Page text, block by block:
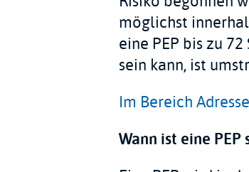
möglichst
eine PEP bis zu
sein kann, ist
Im Bereich
Wann ist eine